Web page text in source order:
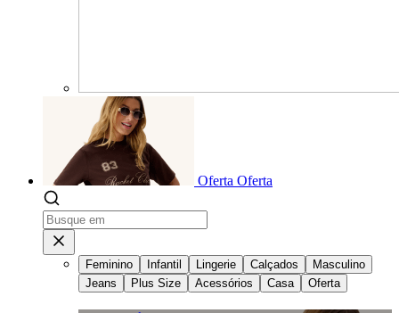
Oferta Oferta
Feminino Infantil Lingerie Calçados
Masculino
Jeans
Plus Size Acessórios Casa Oferta